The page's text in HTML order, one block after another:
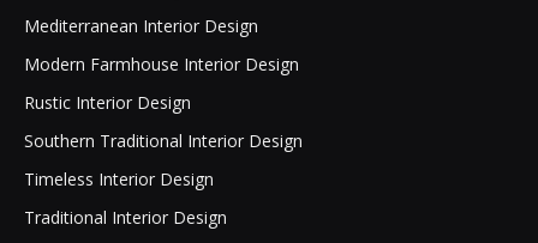
Mediterranean Interior Design
Modern Farmhouse Interior Design
Rustic Interior Design
Southern Traditional Interior Design
Timeless Interior Design
Traditional Interior Design